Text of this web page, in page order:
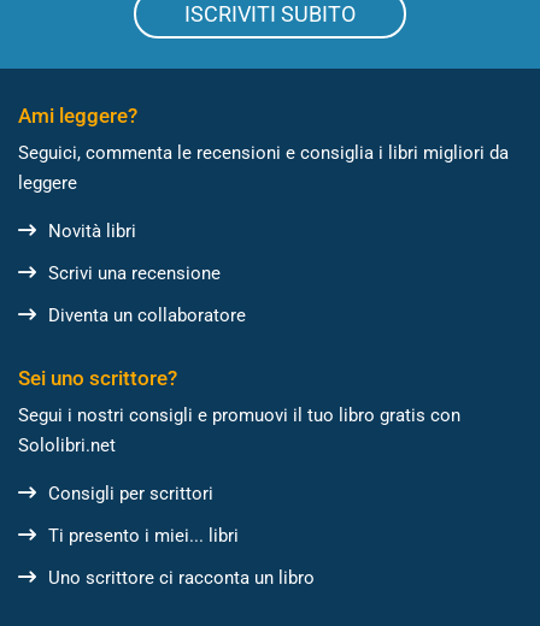
ISCRIVITI SUBITO
Ami leggere?
Seguici, commenta le recensioni e consiglia i libri migliori da
leggere
Novità libri
Scrivi una recensione
Diventa un collaboratore
Sei uno scrittore?
Segui i nostri consigli e promuovi il tuo libro gratis con
Sololibri.net
Consigli per scrittori
Ti presento i miei... libri
Uno scrittore ci racconta un libro